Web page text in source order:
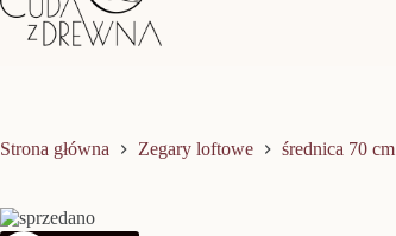
Strona główna Zegary loftowe średnica 70 cm